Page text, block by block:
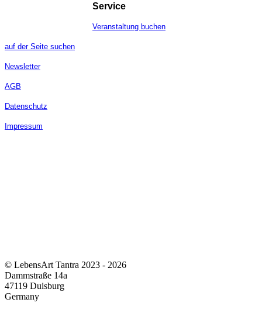
Service
Veranstaltung buchen
auf der Seite suchen
Newsletter
AGB
Datenschutz
Impressum
© LebensArt Tantra 2023 - 2026
Dammstraße 14a
47119 Duisburg
Germany